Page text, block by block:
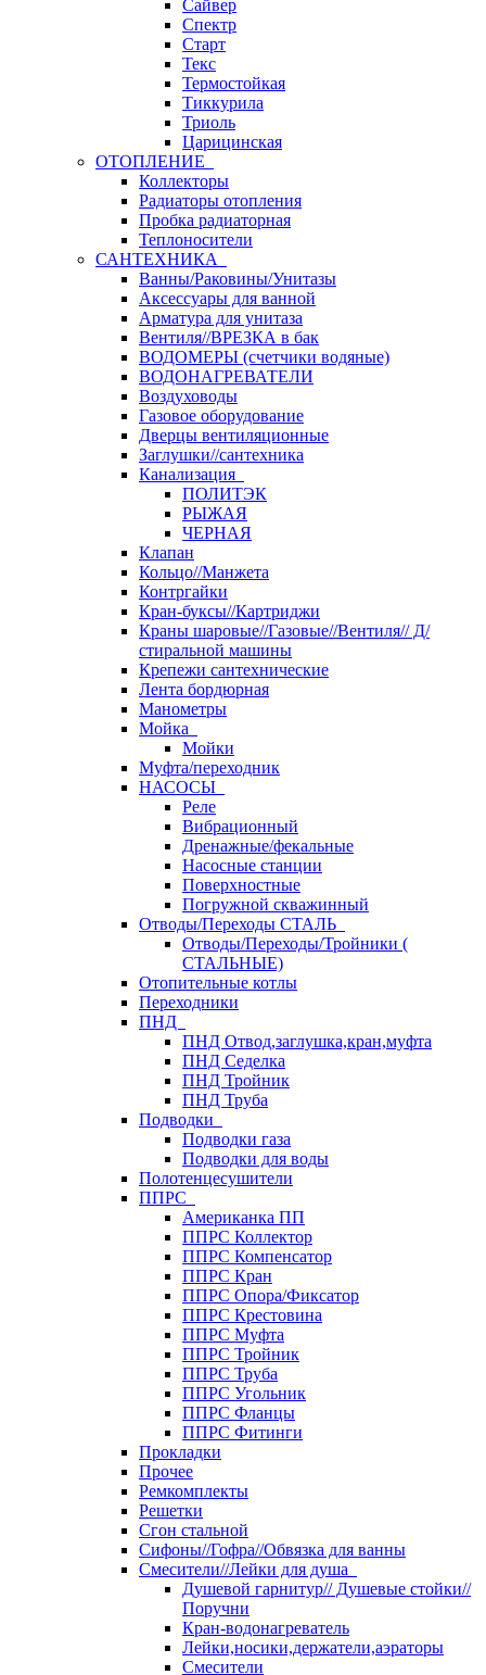
Сайвер
Спектр
Старт
Текс
Термостойкая
Тиккурила
Триоль
Царицинская
ОТОПЛЕНИЕ
Коллекторы
Радиаторы отопления
Пробка радиаторная
Теплоносители
САНТЕХНИКА
Ванны/Раковины/Унитазы
Аксессуары для ванной
Арматура для унитаза
Вентиля//ВРЕЗКА в бак
ВОДОМЕРЫ (счетчики водяные)
ВОДОНАГРЕВАТЕЛИ
Воздуховоды
Газовое оборудование
Дверцы вентиляционные
Заглушки//сантехника
Канализация
ПОЛИТЭК
РЫЖАЯ
ЧЕРНАЯ
Клапан
Кольцо//Манжета
Контргайки
Кран-буксы//Картриджи
Краны шаровые//Газовые//Вентиля// Д/
стиральной машины
Крепежи сантехнические
Лента бордюрная
Манометры
Мойка
Мойки
Муфта/переходник
НАСОСЫ
Реле
Вибрационный
Дренажные/фекальные
Насосные станции
Поверхностные
Погружной скважинный
Отводы/Переходы СТАЛЬ
Отводы/Переходы/Тройники (
СТАЛЬНЫЕ)
Отопительные котлы
Переходники
ПНД
ПНД Отвод,заглушка,кран,муфта
ПНД Седелка
ПНД Тройник
ПНД Труба
Подводки
Подводки газа
Подводки для воды
Полотенцесушители
ППРС
Американка ПП
ППРС Коллектор
ППРС Компенсатор
ППРС Кран
ППРС Опора/Фиксатор
ППРС Крестовина
ППРС Муфта
ППРС Тройник
ППРС Труба
ППРС Угольник
ППРС Фланцы
ППРС Фитинги
Прокладки
Прочее
Ремкомплекты
Решетки
Сгон стальной
Сифоны//Гофра//Обвязка для ванны
Смесители//Лейки для душа
Душевой гарнитур// Душевые стойки//
Поручни
Кран-водонагреватель
Лейки,носики,держатели,аэраторы
Смесители